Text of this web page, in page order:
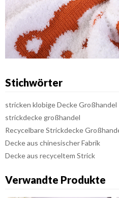
Stichwörter
stricken klobige Decke Großhandel
strickdecke großhandel
Recycelbare Strickdecke
Decke aus chinesischer Fabrik
Decke aus recyceltem Strick
Verwandte Produkte